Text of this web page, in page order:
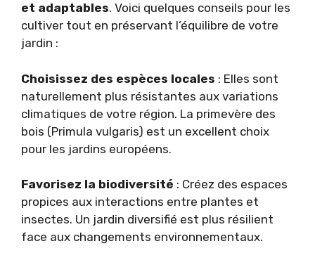
et adaptables. Voici quelques conseils pour les
cultiver tout en préservant l’équilibre de votre
jardin :
Choisissez des espèces locales : Elles sont
naturellement plus résistantes aux variations
climatiques de votre région. La primevère des
bois (Primula vulgaris) est un excellent choix
pour les jardins européens.
Favorisez la biodiversité : Créez des espaces
propices aux interactions entre plantes et
insectes. Un jardin diversifié est plus résilient
face aux changements environnementaux.